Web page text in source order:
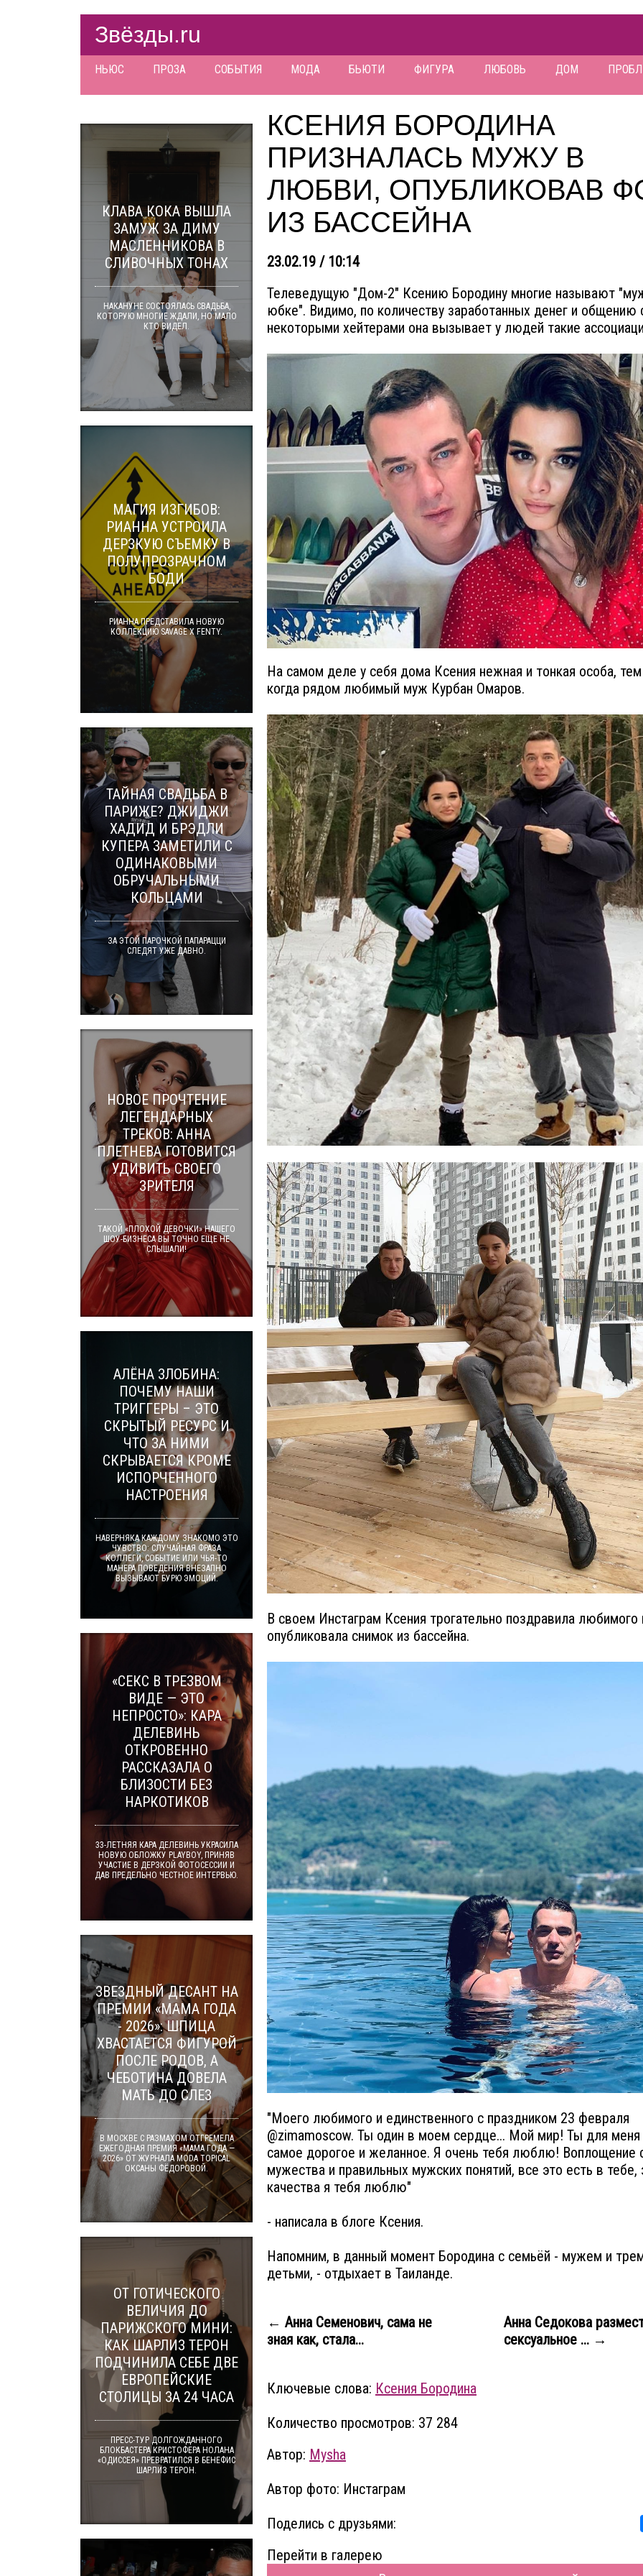
Звёзды.ru
НЬЮС ПРОЗА СОБЫТИЯ МОДА БЬЮТИ ФИГУРА ЛЮБОВЬ ДОМ
КСЕНИЯ БОРОДИНА
ПРИЗНАЛАСЬ МУЖУ В
ЛЮБВИ, ОПУБЛИКОВАВ
ИЗ БАССЕЙНА
23.02.19 / 10:14
Телеведущую "Дом-2" Ксению Бородину многие называют
юбке". Видимо, по количеству заработанных денег и общению
некоторыми хейтерами она вызывает у людей такие
На самом деле у себя дома Ксения нежная и тонкая особа,
когда рядом любимый муж Курбан Омаров.
В своем Инстаграм Ксения трогательно поздравила любимого
опубликовала снимок из бассейна.
"Моего любимого и единственного с праздником 23 февраля
@zimamoscow. Ты один в моем сердце... Мой мир! Ты для меня
самое дорогое и желанное. Я очень тебя люблю! Воплощение
мужества и правильных мужских понятий, все это есть в тебе,
качества я тебя люблю"
- написала в блоге Ксения.
Напомним, в данный момент Бородина с семьёй - мужем и
детьми, - отдыхает в Таиланде.
← Анна Семенович, сама не
зная как, стала...
Анна Седокова
сексуальное ... →
Ключевые слова: Ксения Бородина
Количество просмотров: 37 284
Автор: Mysha
Автор фото: Инстаграм
Поделись с друзьями:
Перейти в галерею
КЛАВА КОКА ВЫШЛА
ЗАМУЖ ЗА ДИМУ
МАСЛЕННИКОВА В
СЛИВОЧНЫХ ТОНАХ
НАКАНУНЕ СОСТОЯЛАСЬ СВАДЬБА,
КОТОРУЮ МНОГИЕ ЖДАЛИ, НО МАЛО
КТО ВИДЕЛ.
МАГИЯ ИЗГИБОВ:
РИАННА УСТРОИЛА
ДЕРЗКУЮ СЪЕМКУ В
ПОЛУПРОЗРАЧНОМ
БОДИ
РИАННА ПРЕДСТАВИЛА НОВУЮ
КОЛЛЕКЦИЮ SAVAGE X FENTY.
ТАЙНАЯ СВАДЬБА В
ПАРИЖЕ? ДЖИДЖИ
ХАДИД И БРЭДЛИ
КУПЕРА ЗАМЕТИЛИ С
ОДИНАКОВЫМИ
ОБРУЧАЛЬНЫМИ
КОЛЬЦАМИ
ЗА ЭТОЙ ПАРОЧКОЙ ПАПАРАЦЦИ
СЛЕДЯТ УЖЕ ДАВНО.
НОВОЕ ПРОЧТЕНИЕ
ЛЕГЕНДАРНЫХ
ТРЕКОВ: АННА
ПЛЕТНЕВА ГОТОВИТСЯ
УДИВИТЬ СВОЕГО
ЗРИТЕЛЯ
ТАКОЙ «ПЛОХОЙ ДЕВОЧКИ» НАШЕГО
ШОУ-БИЗНЕСА ВЫ ТОЧНО ЕЩЕ НЕ
СЛЫШАЛИ!
АЛЁНА ЗЛОБИНА:
ПОЧЕМУ НАШИ
ТРИГГЕРЫ – ЭТО
СКРЫТЫЙ РЕСУРС И
ЧТО ЗА НИМИ
СКРЫВАЕТСЯ КРОМЕ
ИСПОРЧЕННОГО
НАСТРОЕНИЯ
НАВЕРНЯКА КАЖДОМУ ЗНАКОМО ЭТО
ЧУВСТВО: СЛУЧАЙНАЯ ФРАЗА
КОЛЛЕГИ, СОБЫТИЕ ИЛИ ЧЬЯ-ТО
МАНЕРА ПОВЕДЕНИЯ ВНЕЗАПНО
ВЫЗЫВАЮТ БУРЮ ЭМОЦИЙ.
«СЕКС В ТРЕЗВОМ
ВИДЕ — ЭТО
НЕПРОСТО»: КАРА
ДЕЛЕВИНЬ
ОТКРОВЕННО
РАССКАЗАЛА О
БЛИЗОСТИ БЕЗ
НАРКОТИКОВ
33-ЛЕТНЯЯ КАРА ДЕЛЕВИНЬ УКРАСИЛА
НОВУЮ ОБЛОЖКУ PLAYBOY, ПРИНЯВ
УЧАСТИЕ В ДЕРЗКОЙ ФОТОСЕССИИ И
ДАВ ПРЕДЕЛЬНО ЧЕСТНОЕ ИНТЕРВЬЮ.
ЗВЕЗДНЫЙ ДЕСАНТ НА
ПРЕМИИ «МАМА ГОДА
- 2026»: ШПИЦА
ХВАСТАЕТСЯ ФИГУРОЙ
ПОСЛЕ РОДОВ, А
ЧЕБОТИНА ДОВЕЛА
МАТЬ ДО СЛЕЗ
В МОСКВЕ С РАЗМАХОМ ОТГРЕМЕЛА
ЕЖЕГОДНАЯ ПРЕМИЯ «МАМА ГОДА —
2026» ОТ ЖУРНАЛА MODA TOPICAL
ОКСАНЫ ФЁДОРОВОЙ.
ОТ ГОТИЧЕСКОГО
ВЕЛИЧИЯ ДО
ПАРИЖСКОГО МИНИ:
КАК ШАРЛИЗ ТЕРОН
ПОДЧИНИЛА СЕБЕ ДВЕ
ЕВРОПЕЙСКИЕ
СТОЛИЦЫ ЗА 24 ЧАСА
ПРЕСС-ТУР ДОЛГОЖДАННОГО
БЛОКБАСТЕРА КРИСТОФЕРА НОЛАНА
«ОДИССЕЯ» ПРЕВРАТИЛСЯ В БЕНЕФИС
ШАРЛИЗ ТЕРОН.